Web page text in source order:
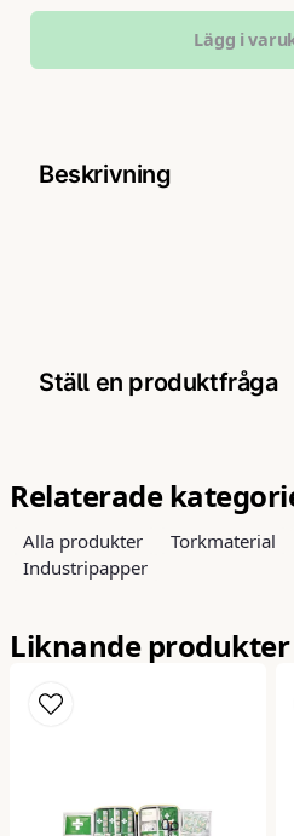
Lägg i
Beskrivning
Ställ en produktfråga
Mejladress
Ja, ni får publicera min
Relaterade
Alla produkter Torkmaterial
Industripapper
Liknande produkter